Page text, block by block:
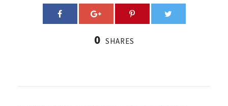
0 SHARES